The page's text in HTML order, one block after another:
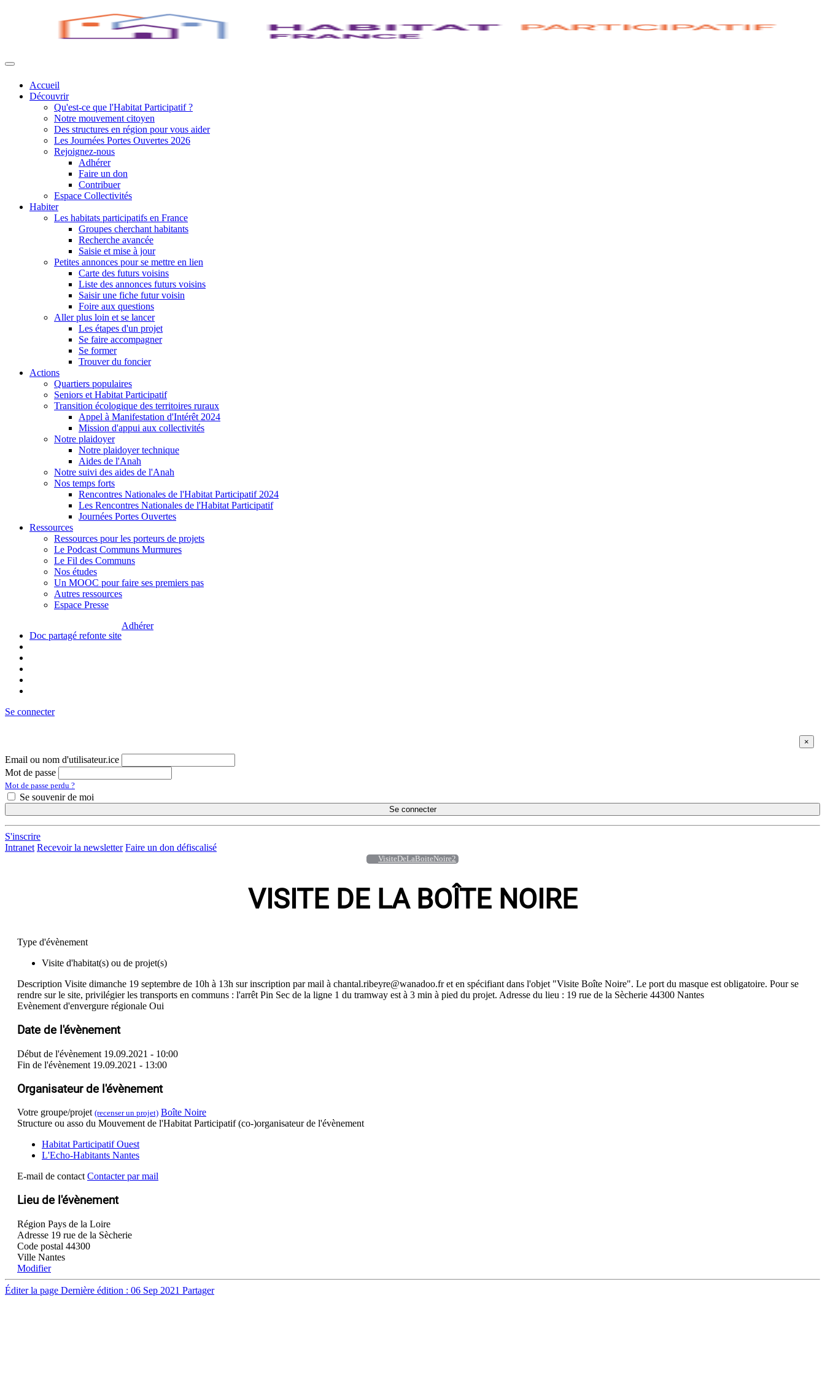
Accueil
Découvrir
Qu'est-ce que l'Habitat Participatif ?
Notre mouvement citoyen
Des structures en région pour vous aider
Les Journées Portes Ouvertes 2026
Rejoignez-nous
Adhérer
Faire un don
Contribuer
Espace Collectivités
Habiter
Les habitats participatifs en France
Groupes cherchant habitants
Recherche avancée
Saisie et mise à jour
Petites annonces pour se mettre en lien
Carte des futurs voisins
Liste des annonces futurs voisins
Saisir une fiche futur voisin
Foire aux questions
Aller plus loin et se lancer
Les étapes d'un projet
Se faire accompagner
Se former
Trouver du foncier
Actions
Quartiers populaires
Seniors et Habitat Participatif
Transition écologique des territoires ruraux
Appel à Manifestation d'Intérêt 2024
Mission d'appui aux collectivités
Notre plaidoyer
Notre plaidoyer technique
Aides de l'Anah
Notre suivi des aides de l'Anah
Nos temps forts
Rencontres Nationales de l'Habitat Participatif 2024
Les Rencontres Nationales de l'Habitat Participatif
Journées Portes Ouvertes
Ressources
Ressources pour les porteurs de projets
Le Podcast Communs Murmures
Le Fil des Communs
Nos études
Un MOOC pour faire ses premiers pas
Autres ressources
Espace Presse
Doc partagé refonte site
Adhérer
Se connecter
Email ou nom d'utilisateur.ice
Mot de passe
Mot de passe perdu ?
Se souvenir de moi
Se connecter
S'inscrire
Intranet Recevoir la newsletter Faire un don défiscalisé
VisiteDeLaBoiteNoire2
VISITE DE LA BOÎTE NOIRE
Type d'évènement
Visite d'habitat(s) ou de projet(s)
Description Visite dimanche 19 septembre de 10h à 13h sur inscription par mail à chantal.ribeyre@wanadoo.fr et en spécifiant dans l'objet "Visite Boîte Noire". Le port du masque est obligatoire. Pour se
rendre sur le site, privilégier les transports en communs : l'arrêt Pin Sec de la ligne 1 du tramway est à 3 min à pied du projet. Adresse du lieu : 19 rue de la Sècherie 44300 Nantes
Evènement d'envergure régionale Oui
Date de l'évènement
Début de l'évènement 19.09.2021 - 10:00
Fin de l'évènement 19.09.2021 - 13:00
Organisateur de l'évènement
Votre groupe/projet (recenser un projet) Boîte Noire
Structure ou asso du Mouvement de l'Habitat Participatif (co-)organisateur de l'évènement
Habitat Participatif Ouest
L'Echo-Habitants Nantes
E-mail de contact Contacter par mail
Lieu de l'évènement
Région Pays de la Loire
Adresse 19 rue de la Sècherie
Code postal 44300
Ville Nantes
Modifier
Éditer la page Dernière édition : 06 Sep 2021 Partager